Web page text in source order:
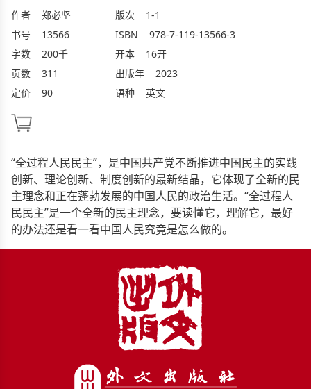
作者
郑必坚
书号
13566
字数
200千
页数
311
定价
90
版次
1-1
ISBN
978-7-119-13566-3
开本
16开
出版年
2023
语种
英文
“全过程人民民主”，是中国共产党不断推进中国民主的实践
创新、理论创新、制度创新的最新结晶，它体现了全新的民
主理念和正在蓬勃发展的中国人民的政治生活。“全过程人
民民主”是一个全新的民主理念，要读懂它，理解它，最好
的办法还是看一看中国人民究竟是怎么做的。